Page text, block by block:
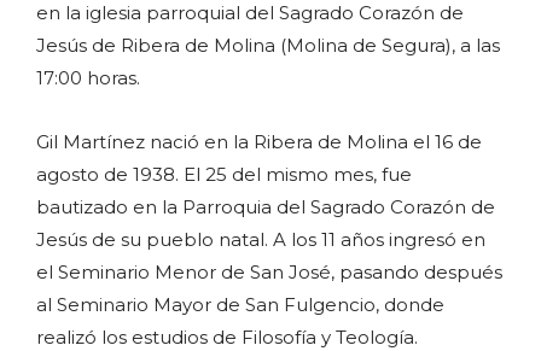
en la iglesia parroquial del Sagrado Corazón de
Jesús de Ribera de Molina (Molina de Segura), a las
17:00 horas.
Gil Martínez nació en la Ribera de Molina el 16 de
agosto de 1938. El 25 del mismo mes, fue
bautizado en la Parroquia del Sagrado Corazón de
Jesús de su pueblo natal. A los 11 años ingresó en
el Seminario Menor de San José, pasando después
al Seminario Mayor de San Fulgencio, donde
realizó los estudios de Filosofía y Teología.